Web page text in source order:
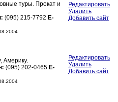
туры. Прокат и
(095) 215-7792 E-
Редактировать
Удалить
Добавить сайт
Америку.
(095) 202-0465 E-
Редактировать
Удалить
Добавить сайт